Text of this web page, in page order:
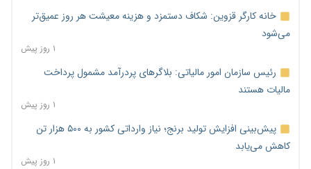
خانه کارگر قزوین: شکاف دستمزد و هزینه معیشت هر روز عمیق‌تر
می‌شود
۱ روز پیش
رئیس سازمان امور مالیاتی: بلاگرهای پردرآمد مشمول پرداخت
مالیات هستند
۱ روز پیش
پیش‌بینی افزایش تولید برنج؛ نیاز وارداتی کشور به ۵۰۰ هزار تن
کاهش می‌یابد
۱ روز پیش